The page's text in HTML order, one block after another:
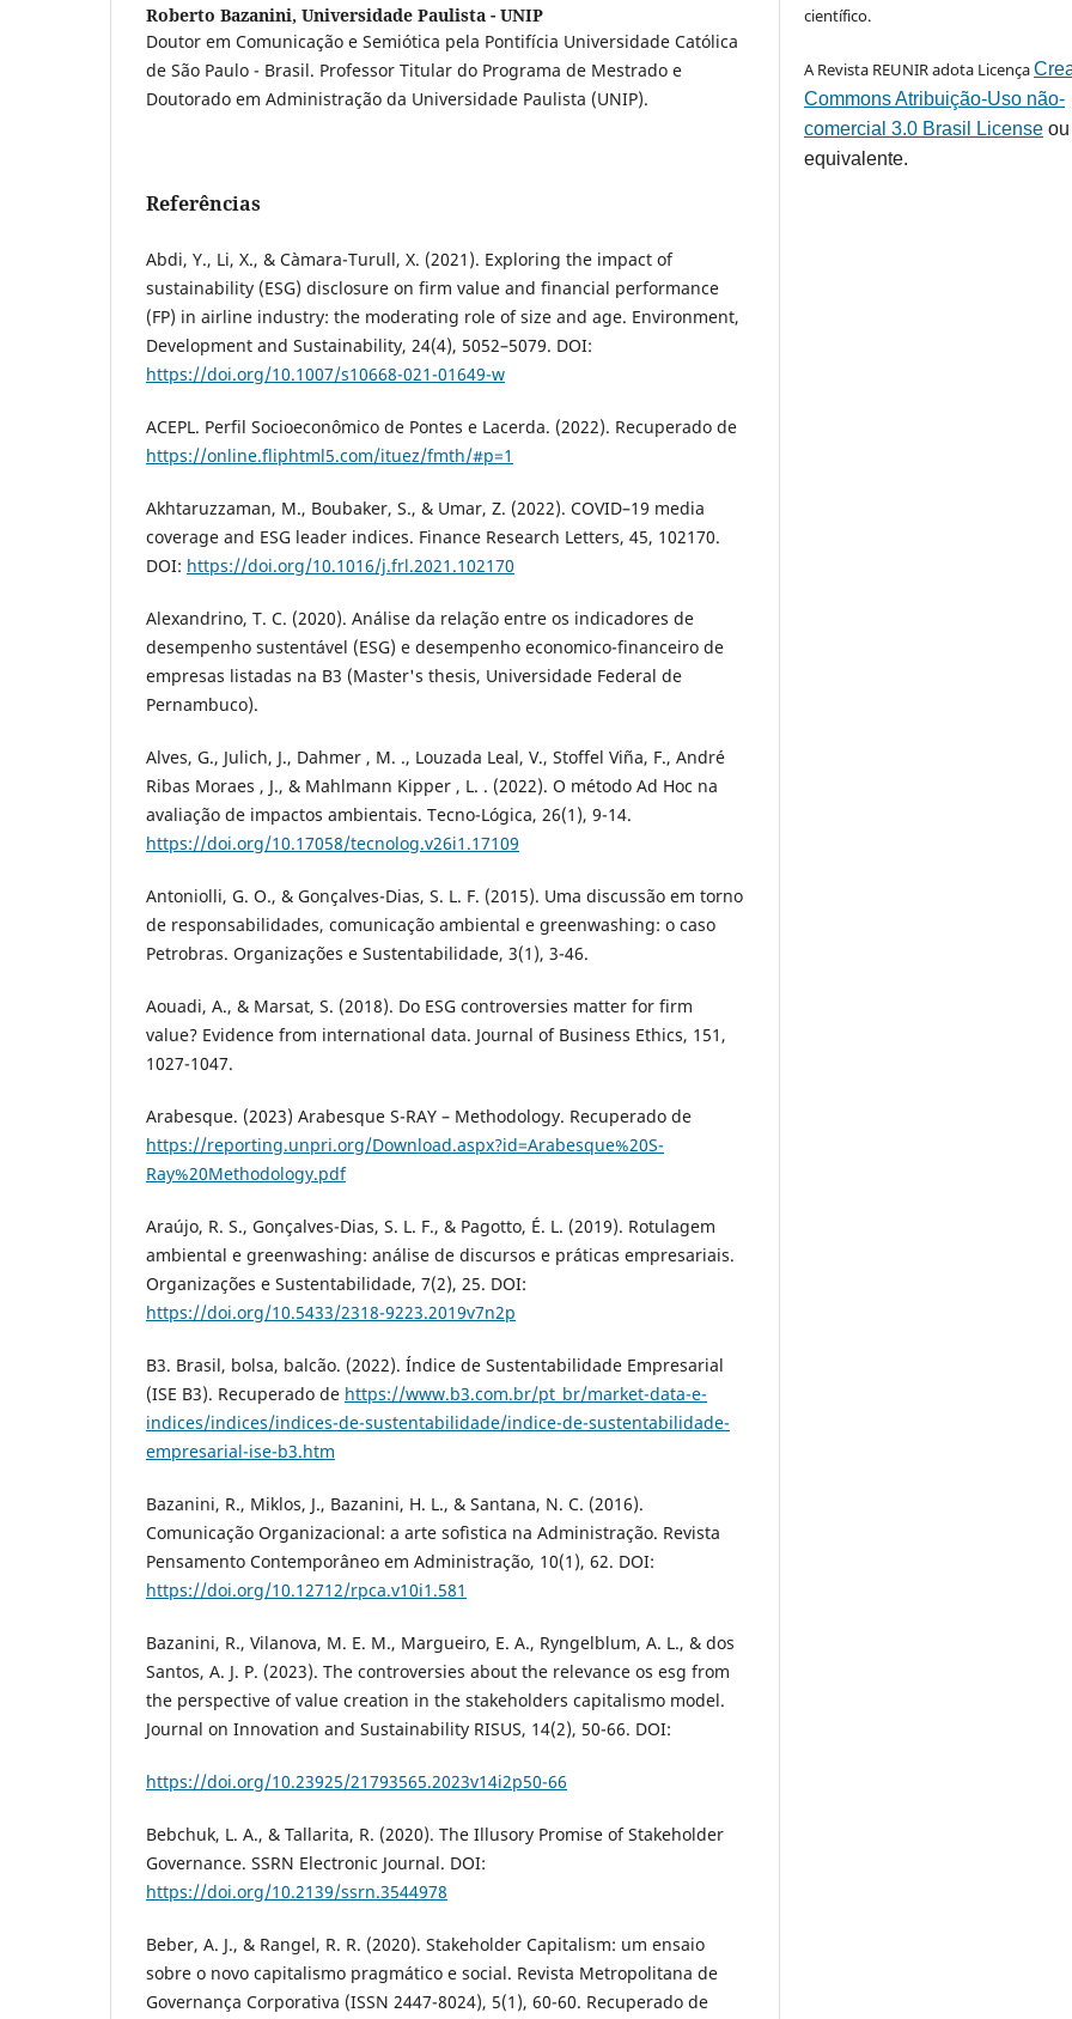
Roberto Bazanini, Universidade Paulista - UNIP
Doutor em Comunicação e Semiótica pela Pontifícia Universidade Católica
de São Paulo - Brasil. Professor Titular do Programa de Mestrado e
Doutorado em Administração da Universidade Paulista (UNIP).
Referências
Abdi, Y., Li, X., & Càmara-Turull, X. (2021). Exploring the impact of
sustainability (ESG) disclosure on firm value and financial performance
(FP) in airline industry: the moderating role of size and age. Environment,
Development and Sustainability, 24(4), 5052–5079. DOI:
https://doi.org/10.1007/s10668-021-01649-w
ACEPL. Perfil Socioeconômico de Pontes e Lacerda. (2022). Recuperado de
https://online.fliphtml5.com/ituez/fmth/#p=1
Akhtaruzzaman, M., Boubaker, S., & Umar, Z. (2022). COVID–19 media
coverage and ESG leader indices. Finance Research Letters, 45, 102170.
DOI: https://doi.org/10.1016/j.frl.2021.102170
Alexandrino, T. C. (2020). Análise da relação entre os indicadores de
desempenho sustentável (ESG) e desempenho economico-financeiro de
empresas listadas na B3 (Master's thesis, Universidade Federal de
Pernambuco).
Alves, G., Julich, J., Dahmer , M. ., Louzada Leal, V., Stoffel Viña, F., André
Ribas Moraes , J., & Mahlmann Kipper , L. . (2022). O método Ad Hoc na
avaliação de impactos ambientais. Tecno-Lógica, 26(1), 9-14.
https://doi.org/10.17058/tecnolog.v26i1.17109
Antoniolli, G. O., & Gonçalves-Dias, S. L. F. (2015). Uma discussão em torno
de responsabilidades, comunicação ambiental e greenwashing: o caso
Petrobras. Organizações e Sustentabilidade, 3(1), 3-46.
Aouadi, A., & Marsat, S. (2018). Do ESG controversies matter for firm
value? Evidence from international data. Journal of Business Ethics, 151,
1027-1047.
Arabesque. (2023) Arabesque S-RAY – Methodology. Recuperado de
https://reporting.unpri.org/Download.aspx?id=Arabesque%20S-
Ray%20Methodology.pdf
Araújo, R. S., Gonçalves-Dias, S. L. F., & Pagotto, É. L. (2019). Rotulagem
ambiental e greenwashing: análise de discursos e práticas empresariais.
Organizações e Sustentabilidade, 7(2), 25. DOI:
https://doi.org/10.5433/2318-9223.2019v7n2p
B3. Brasil, bolsa, balcão. (2022). Índice de Sustentabilidade Empresarial
(ISE B3). Recuperado de https://www.b3.com.br/pt_br/market-data-e-
indices/indices/indices-de-sustentabilidade/indice-de-sustentabilidade-
empresarial-ise-b3.htm
Bazanini, R., Miklos, J., Bazanini, H. L., & Santana, N. C. (2016).
Comunicação Organizacional: a arte sofìstica na Administração. Revista
Pensamento Contemporâneo em Administração, 10(1), 62. DOI:
https://doi.org/10.12712/rpca.v10i1.581
Bazanini, R., Vilanova, M. E. M., Margueiro, E. A., Ryngelblum, A. L., & dos
Santos, A. J. P. (2023). The controversies about the relevance os esg from
the perspective of value creation in the stakeholders capitalismo model.
Journal on Innovation and Sustainability RISUS, 14(2), 50-66. DOI:
https://doi.org/10.23925/21793565.2023v14i2p50-66
Bebchuk, L. A., & Tallarita, R. (2020). The Illusory Promise of Stakeholder
Governance. SSRN Electronic Journal. DOI:
https://doi.org/10.2139/ssrn.3544978
Beber, A. J., & Rangel, R. R. (2020). Stakeholder Capitalism: um ensaio
sobre o novo capitalismo pragmático e social. Revista Metropolitana de
Governança Corporativa (ISSN 2447-8024), 5(1), 60-60. Recuperado de
científico.
A Revista REUNIR adota Licença
Commons Atribuição-Uso não-
comercial 3.0 Brasil License
equivalente.